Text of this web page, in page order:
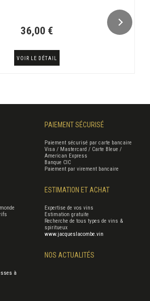
36,00 €
VOIR LE DÉTAIL
PAIEMENT SÉCURISÉ
Paiement sécurisé par carte bancaire
Visa / Mastercard / Carte Bleue /
American Express
Banque CIC
Paiement par virement bancaire
à
ESTIMATION ET ACHAT
Expertise de vos vins
Estimation gratuite
Recherche de tous types de vins &
spiritueux
www.jacqueslacombe.vin
NOS ACTUALITÉS